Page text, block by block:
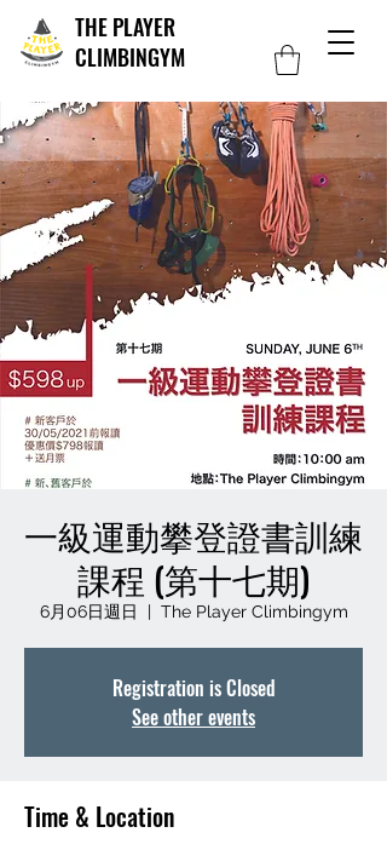
THE PLAYER
CLIMBINGYM
一級運動攀登證書訓練
課程 (第十七期)
6月06日週日
  |
The Player Climbingym
Registration is Closed
See other events
Time & Location